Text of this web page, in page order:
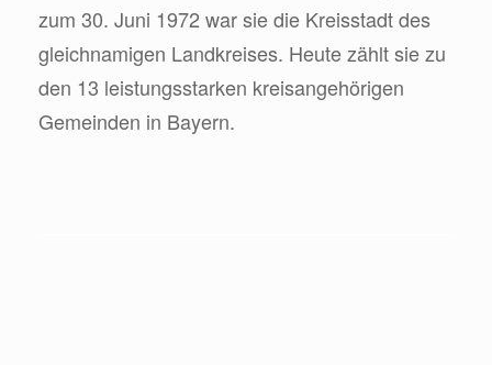
zum 30. Juni 1972 war sie die Kreisstadt des
gleichnamigen Landkreises. Heute zählt sie zu
den 13 leistungsstarken kreisangehörigen
Gemeinden in Bayern.